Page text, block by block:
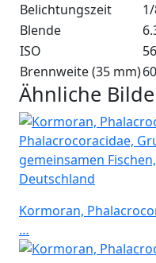
Belichtungszeit
Blende
ISO
Brennweite (35 mm)
Ähnliche
Kormoran,
…